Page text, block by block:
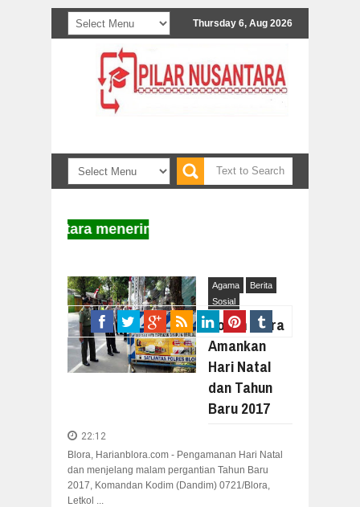
Thursday 6, Aug 2026
menerima naskah untuk diterbitkan.
Agama
Berita
Sosial
Kodim Blora
Amankan
Hari Natal
dan Tahun
Baru 2017
22:12
Blora, Harianblora.com - Pengamanan Hari Natal
dan menjelang malam pergantian Tahun Baru
2017, Komandan Kodim (Dandim) 0721/Blora,
Letkol ...